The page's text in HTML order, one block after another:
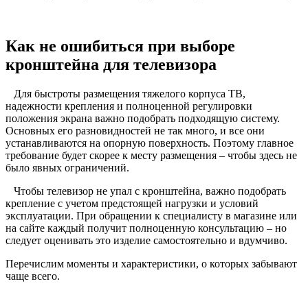
Как не ошибиться при выборе
кронштейна для телевизора
Для быстроты размещения тяжелого корпуса ТВ,
надежности крепления и полноценной регулировки
положения экрана важно подобрать подходящую систему.
Основных его разновидностей не так много, и все они
устанавливаются на опорную поверхность. Поэтому главное
требование будет скорее к месту размещения – чтобы здесь не
было явных ограничений.
Чтобы телевизор не упал с кронштейна, важно подобрать
крепление с учетом предстоящей нагрузки и условий
эксплуатации. При обращении к специалисту в магазине или
на сайте каждый получит полноценную консультацию – но
следует оценивать это изделие самостоятельно и вдумчиво.
Перечислим моменты и характеристики, о которых забывают
чаще всего.